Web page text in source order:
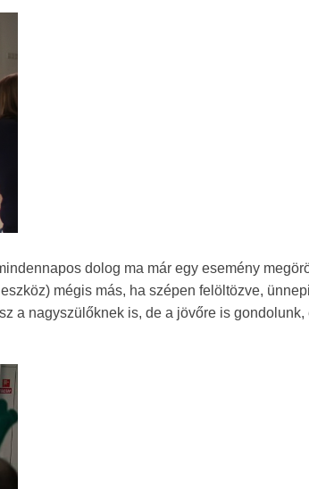
dolog ma már egy esemény
mégis más, ha szépen felöltözve,
a nagyszülőknek is, de a jövőre is gondolunk,